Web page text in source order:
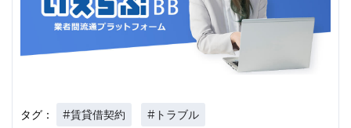
タグ： #賃貸借契約 #トラブル